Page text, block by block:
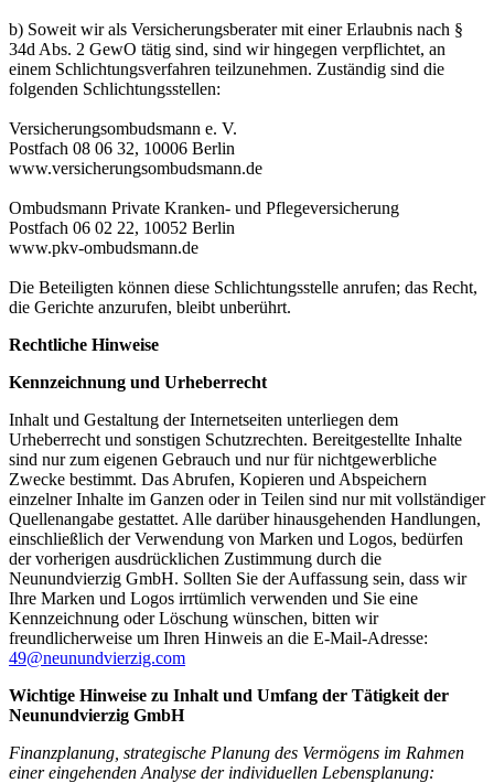
b) Soweit wir als Versicherungsberater mit einer Erlaubnis nach §
34d Abs. 2 GewO tätig sind, sind wir hingegen verpflichtet, an
einem Schlichtungsverfahren teilzunehmen. Zuständig sind die
folgenden Schlichtungsstellen:
Versicherungsombudsmann e. V.
Postfach 08 06 32, 10006 Berlin
www.versicherungsombudsmann.de
Ombudsmann Private Kranken- und Pflegeversicherung
Postfach 06 02 22, 10052 Berlin
www.pkv-ombudsmann.de
Die Beteiligten können diese Schlichtungsstelle anrufen; das Recht,
die Gerichte anzurufen, bleibt unberührt.
Rechtliche Hinweise
Kennzeichnung und Urheberrecht
Inhalt und Gestaltung der Internetseiten unterliegen dem
Urheberrecht und sonstigen Schutzrechten. Bereitgestellte Inhalte
sind nur zum eigenen Gebrauch und nur für nichtgewerbliche
Zwecke bestimmt. Das Abrufen, Kopieren und Abspeichern
einzelner Inhalte im Ganzen oder in Teilen sind nur mit vollständiger
Quellenangabe gestattet. Alle darüber hinausgehenden Handlungen,
einschließlich der Verwendung von Marken und Logos, bedürfen
der vorherigen ausdrücklichen Zustimmung durch die
Neunundvierzig GmbH. Sollten Sie der Auffassung sein, dass wir
Ihre Marken und Logos irrtümlich verwenden und Sie eine
Kennzeichnung oder Löschung wünschen, bitten wir
freundlicherweise um Ihren Hinweis an die E-Mail-Adresse:
49@neunundvierzig.com
Wichtige Hinweise zu Inhalt und Umfang der Tätigkeit der
Neunundvierzig GmbH
Finanzplanung, strategische Planung des Vermögens im Rahmen
einer eingehenden Analyse der individuellen Lebensplanung: